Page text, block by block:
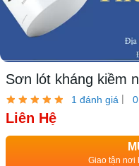
Sơn lót kháng kiềm
1 đánh giá |
Liên Hệ
Giao tận nơi